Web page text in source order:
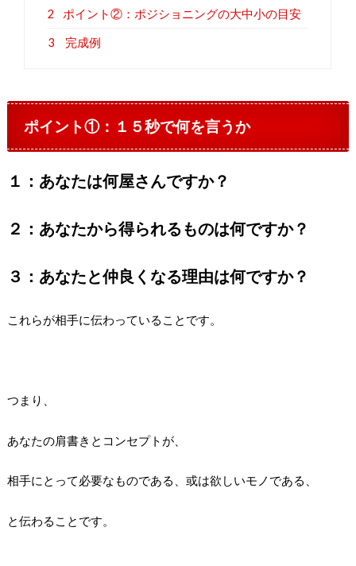
2 ポイント②：ポジショニングの大中小の目安
3 完成例
ポイント①：１５秒で何を言うか
１：あなたは何屋さんですか？
２：あなたから得られるものは何ですか？
３：あなたと仲良くなる理由は何ですか？
これらが相手に伝わっていることです。
つまり、
あなたの肩書きとコンセプトが、
相手にとって必要なものである、或は欲しいモノである、
と伝わることです。